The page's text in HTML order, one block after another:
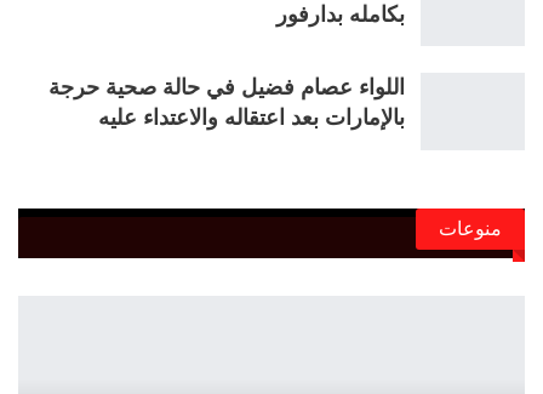
بكامله بدارفور
اللواء عصام فضيل في حالة صحية حرجة
بالإمارات بعد اعتقاله والاعتداء عليه
منوعات